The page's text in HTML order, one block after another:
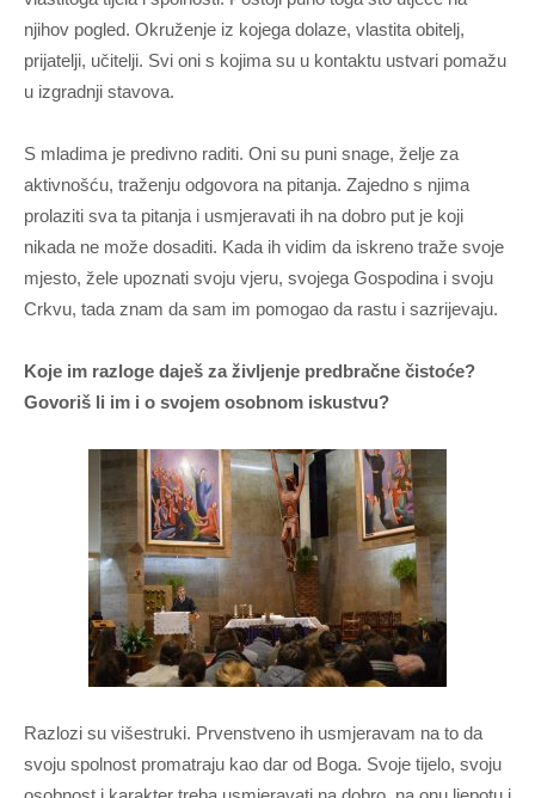
njihov pogled. Okruženje iz kojega dolaze, vlastita obitelj,
prijatelji, učitelji. Svi oni s kojima su u kontaktu ustvari pomažu
u izgradnji stavova.
S mladima je predivno raditi. Oni su puni snage, želje za
aktivnošću, traženju odgovora na pitanja. Zajedno s njima
prolaziti sva ta pitanja i usmjeravati ih na dobro put je koji
nikada ne može dosaditi. Kada ih vidim da iskreno traže svoje
mjesto, žele upoznati svoju vjeru, svojega Gospodina i svoju
Crkvu, tada znam da sam im pomogao da rastu i sazrijevaju.
Koje im razloge daješ za življenje predbračne čistoće?
Govoriš li im i o svojem osobnom iskustvu?
Razlozi su višestruki. Prvenstveno ih usmjeravam na to da
svoju spolnost promatraju kao dar od Boga. Svoje tijelo, svoju